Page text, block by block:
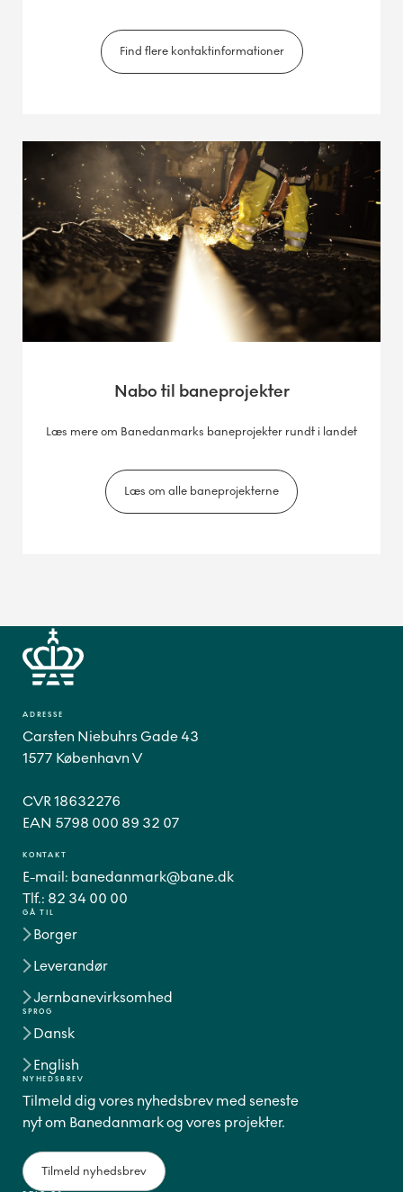
Find flere kontaktinformationer
Nabo til baneprojekter
Læs mere om Banedanmarks baneprojekter rundt i landet
Læs om alle baneprojekterne
GÅ TIL
Borger
Leverandør
Jernbanevirksomhed
SPROG
Dansk
English
ADRESSE
Carsten Niebuhrs Gade 43
1577 København V
CVR 18632276
EAN 5798 000 89 32 07
KONTAKT
E-mail: banedanmark@bane.dk
Tlf.: 82 34 00 00
NYHEDSBREV
Tilmeld dig vores nyhedsbrev med seneste
nyt om Banedanmark og vores projekter.
Tilmeld nyhedsbrev